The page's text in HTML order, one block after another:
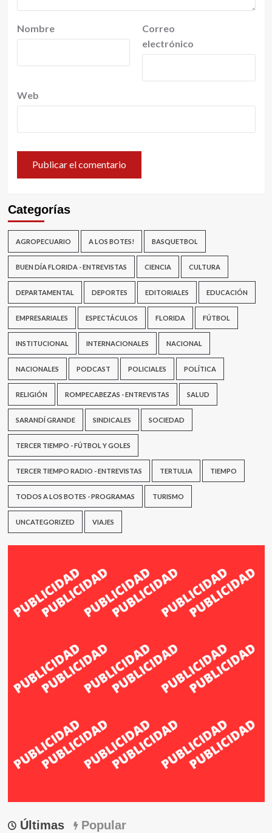
Nombre
Correo
electrónico
Web
Categorías
AGROPECUARIO A LOS BOTES! BASQUETBOL
BUEN DÍA FLORIDA - ENTREVISTAS CIENCIA CULTURA
DEPARTAMENTAL DEPORTES EDITORIALES EDUCACIÓN
EMPRESARIALES ESPECTÁCULOS FLORIDA FÚTBOL
INSTITUCIONAL INTERNACIONALES NACIONAL
NACIONALES PODCAST POLICIALES POLÍTICA
RELIGIÓN ROMPECABEZAS - ENTREVISTAS SALUD
SARANDÍ GRANDE SINDICALES SOCIEDAD
TERCER TIEMPO - FÚTBOL Y GOLES
TERCER TIEMPO RADIO - ENTREVISTAS TERTULIA TIEMPO
TODOS A LOS BOTES - PROGRAMAS TURISMO
UNCATEGORIZED VIAJES
Últimas Popular